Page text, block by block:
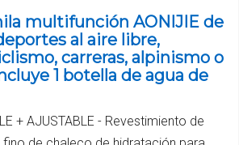
multifunción AONIJIE de
al aire libre,
carreras, alpinismo o
1 botella de agua de
+ AJUSTABLE - Revestimiento de